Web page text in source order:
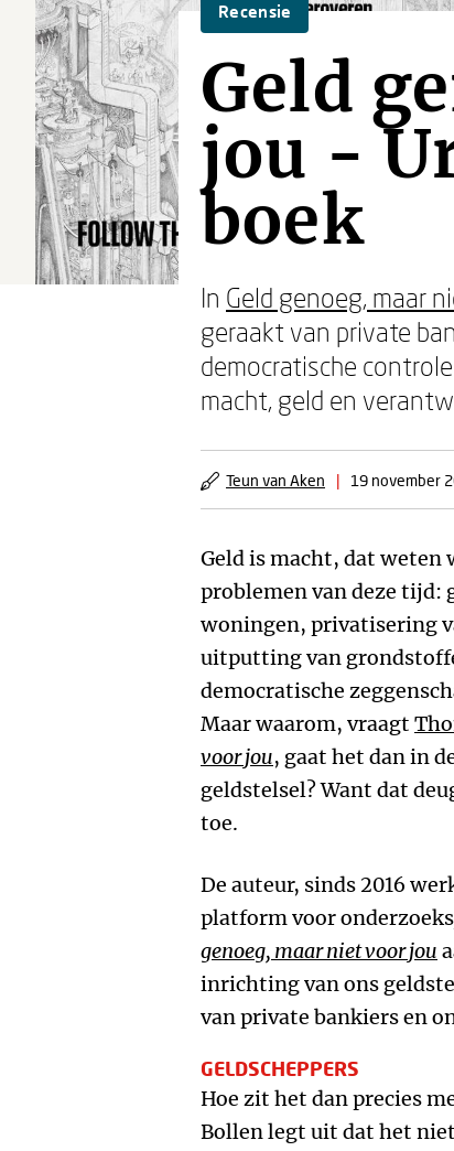
Recensie
Geld
jou -
boek
In Geld genoeg, maar
geraakt van private
democratische
macht, geld en
Teun van Aken | 19 november
Geld is macht, dat weten
problemen van deze tijd:
woningen, privatisering
uitputting van
democratische
Maar waarom, vraagt
voor jou, gaat het dan in
geldstelsel? Want dat
toe.
De auteur, sinds 2016
platform voor
genoeg, maar niet voor jou
inrichting van ons
van private bankiers en
GELDSCHEPPERS
Hoe zit het dan precies
Bollen legt uit dat het